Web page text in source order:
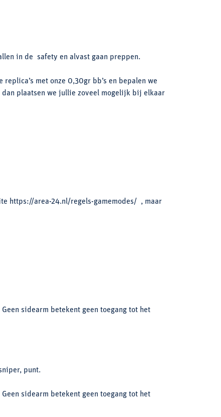
in de safety en alvast gaan preppen.
met onze 0,30gr bb’s en bepalen we
dan plaatsen we jullie zoveel mogelijk bij elkaar
https://area-24.nl/regels-gamemodes/ , maar
sidearm betekent geen toegang tot het
punt.
sidearm betekent geen toegang tot het